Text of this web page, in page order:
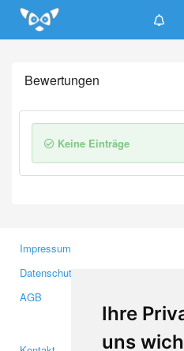
Ihre
uns
Update cookies preferences
Bewertungen
Keine Einträge
Impressum
Datenschutzerklärung
AGB